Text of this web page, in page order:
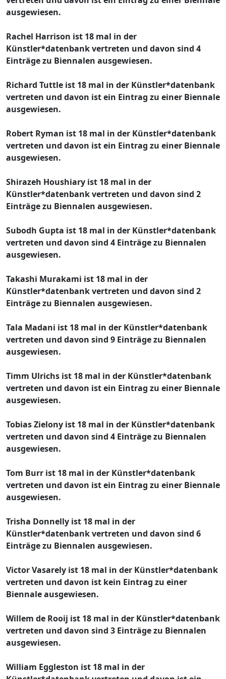
ausgewiesen.
Rachel Harrison ist 18 mal in der
Künstler*datenbank vertreten und davon sind 4
Einträge zu Biennalen ausgewiesen.
Richard Tuttle ist 18 mal in der Künstler*datenbank
vertreten und davon ist ein Eintrag zu einer Biennale
ausgewiesen.
Robert Ryman ist 18 mal in der Künstler*datenbank
vertreten und davon ist ein Eintrag zu einer Biennale
ausgewiesen.
Shirazeh Houshiary ist 18 mal in der
Künstler*datenbank vertreten und davon sind 2
Einträge zu Biennalen ausgewiesen.
Subodh Gupta ist 18 mal in der Künstler*datenbank
vertreten und davon sind 4 Einträge zu Biennalen
ausgewiesen.
Takashi Murakami ist 18 mal in der
Künstler*datenbank vertreten und davon sind 2
Einträge zu Biennalen ausgewiesen.
Tala Madani ist 18 mal in der Künstler*datenbank
vertreten und davon sind 9 Einträge zu Biennalen
ausgewiesen.
Timm Ulrichs ist 18 mal in der Künstler*datenbank
vertreten und davon ist ein Eintrag zu einer Biennale
ausgewiesen.
Tobias Zielony ist 18 mal in der Künstler*datenbank
vertreten und davon sind 4 Einträge zu Biennalen
ausgewiesen.
Tom Burr ist 18 mal in der Künstler*datenbank
vertreten und davon ist ein Eintrag zu einer Biennale
ausgewiesen.
Trisha Donnelly ist 18 mal in der
Künstler*datenbank vertreten und davon sind 6
Einträge zu Biennalen ausgewiesen.
Victor Vasarely ist 18 mal in der Künstler*datenbank
vertreten und davon ist kein Eintrag zu einer
Biennale ausgewiesen.
Willem de Rooij ist 18 mal in der Künstler*datenbank
vertreten und davon sind 3 Einträge zu Biennalen
ausgewiesen.
William Eggleston ist 18 mal in der